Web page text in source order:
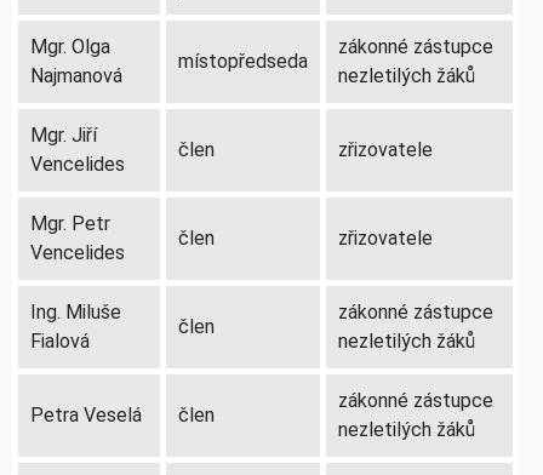
Mgr. Olga
Najmanová
místopředseda
zákonné zástupce
nezletilých žáků
Mgr. Jiří
Vencelides
člen zřizovatele
Mgr. Petr
Vencelides
člen zřizovatele
Ing. Miluše
Fialová
člen
zákonné zástupce
nezletilých žáků
Petra Veselá člen
zákonné zástupce
nezletilých žáků